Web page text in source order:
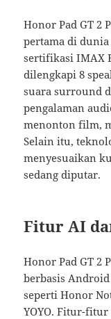
Honor Pad GT 2
pertama di
sertifikasi IMAX
dilengkapi 8
suara surround
pengalaman
menonton film,
Selain itu,
menyesuaikan
sedang diputar.
Fitur AI
Honor Pad GT 2
berbasis
seperti Honor
YOYO. Fitur-